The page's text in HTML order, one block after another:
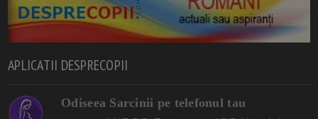
APLICATII DESPRECOPII
Odiseea Sarcinii pe telefonul tau